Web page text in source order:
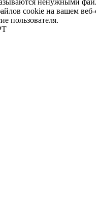
ненужными
cookie на вашем
пользователя.